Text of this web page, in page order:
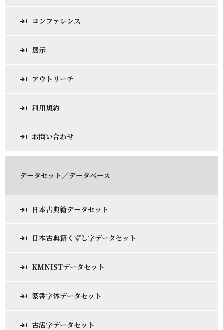
コンファレンス
展示
アウトリーチ
利用規約
お問い合わせ
データセット／データベース
日本古典籍データセット
日本古典籍くずし字データセット
KMNISTデータセット
篆書字体データセット
古活字データセット